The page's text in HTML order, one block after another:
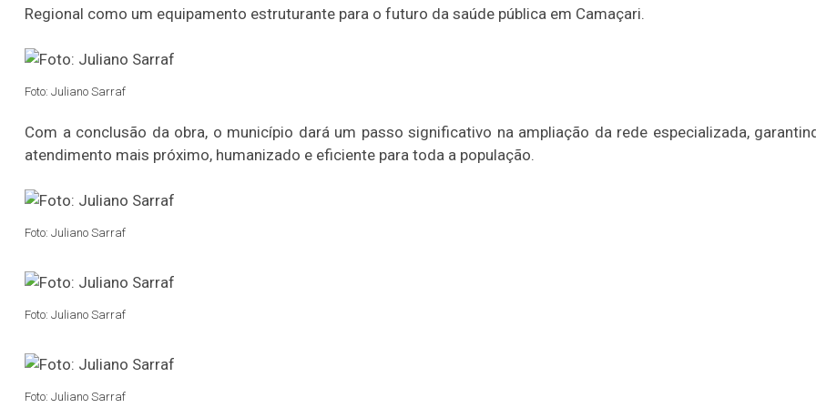
Regional como um equipamento estruturante para o futuro da saúde pública em Camaçari.
Foto: Juliano Sarraf
Com a conclusão da obra, o município dará um passo significativo na ampliação da rede especializada,
atendimento mais próximo, humanizado e eficiente para toda a população.
Foto: Juliano Sarraf
Foto: Juliano Sarraf
Foto: Juliano Sarraf